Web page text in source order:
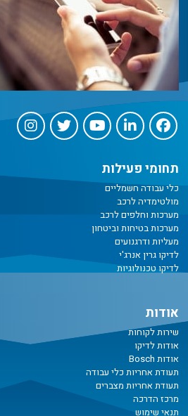
תחומי פעילות
כלי עבודה חשמליים
מולטימדיה לרכב
מערכות וחלפים לרכב
מערכות בטיחות וביטחון
מעליות ודרגנועים
לדיקו גרין אנרג'י
לדיקו טכנולוגיות
אודות
שירות לקוחות
אודות לדיקו
אודות Bosch
תעודת אחריות כלי עבודה
תעודת אחריות מצברים
מרכז הדרכה
תנאי שימוש